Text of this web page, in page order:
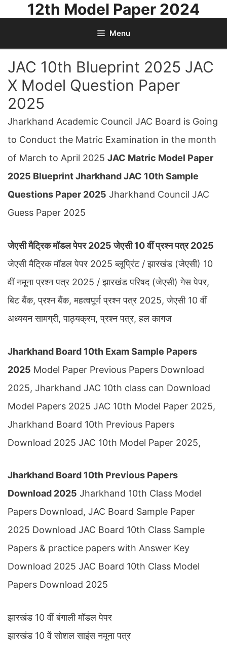
12th Model Paper 2024
Menu
JAC 10th Blueprint 2025 JAC
X Model Question Paper
2025
Jharkhand Academic Council JAC Board is Going
to Conduct the Matric Examination in the month
of March to April 2025 JAC Matric Model Paper
2025 Blueprint Jharkhand JAC 10th Sample
Questions Paper 2025 Jharkhand Council JAC
Guess Paper 2025
जेएसी मैट्रिक मॉडल पेपर 2025 जेएसी 10 वीं प्रश्न पत्र 2025
जेएसी मैट्रिक मॉडल पेपर 2025 ब्लूप्रिंट / झारखंड (जेएसी) 10
वीं नमूना प्रश्न पत्र 2025 / झारखंड परिषद (जेएसी) गेस पेपर,
बिट बैंक, प्रश्न बैंक, महत्वपूर्ण प्रश्न पत्र 2025, जेएसी 10 वीं
अध्ययन सामग्री, पाठ्यक्रम, प्रश्न पत्र, हल कागज
Jharkhand Board 10th Exam Sample Papers
2025 Model Paper Previous Papers Download
2025, Jharkhand JAC 10th class can Download
Model Papers 2025 JAC 10th Model Paper 2025,
Jharkhand Board 10th Previous Papers
Download 2025 JAC 10th Model Paper 2025,
Jharkhand Board 10th Previous Papers
Download 2025 Jharkhand 10th Class Model
Papers Download, JAC Board Sample Paper
2025 Download JAC Board 10th Class Sample
Papers & practice papers with Answer Key
Download 2025 JAC Board 10th Class Model
Papers Download 2025
झारखंड 10 वीं बंगाली मॉडल पेपर
झारखंड 10 वें सोशल साइंस नमूना पत्र